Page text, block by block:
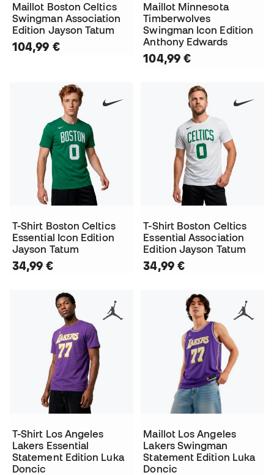
Maillot Boston Celtics
Swingman Association
Edition Jayson Tatum
104,99 €
Maillot Minnesota
Timberwolves
Swingman Icon Edition
Anthony Edwards
104,99 €
T-Shirt Boston Celtics
Essential Icon Edition
Jayson Tatum
34,99 €
T-Shirt Boston Celtics
Essential Association
Edition Jayson Tatum
34,99 €
T-Shirt Los Angeles
Lakers Essential
Statement Edition Luka
Doncic
Maillot Los Angeles
Lakers Swingman
Statement Edition Luka
Doncic